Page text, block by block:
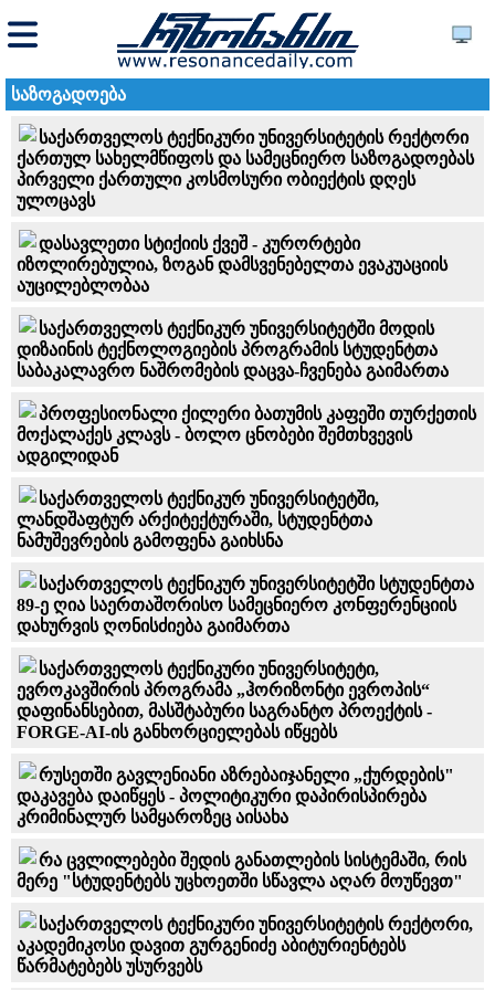
საზოგადოება
საქართველოს ტექნიკური უნივერსიტეტის რექტორი
ქართულ სახელმწიფოს და სამეცნიერო საზოგადოებას
პირველი ქართული კოსმოსური ობიექტის დღეს
ულოცავს
დასავლეთი სტიქიის ქვეშ - კურორტები
იზოლირებულია, ზოგან დამსვენებელთა ევაკუაციის
აუცილებლობაა
საქართველოს ტექნიკურ უნივერსიტეტში მოდის
დიზაინის ტექნოლოგიების პროგრამის სტუდენტთა
საბაკალავრო ნაშრომების დაცვა-ჩვენება გაიმართა
პროფესიონალი ქილერი ბათუმის კაფეში თურქეთის
მოქალაქეს კლავს - ბოლო ცნობები შემთხვევის
ადგილიდან
საქართველოს ტექნიკურ უნივერსიტეტში,
ლანდშაფტურ არქიტექტურაში, სტუდენტთა
ნამუშევრების გამოფენა გაიხსნა
საქართველოს ტექნიკურ უნივერსიტეტში სტუდენტთა
89-ე ღია საერთაშორისო სამეცნიერო კონფერენციის
დახურვის ღონისძიება გაიმართა
საქართველოს ტექნიკური უნივერსიტეტი,
ევროკავშირის პროგრამა „ჰორიზონტი ევროპის“
დაფინანსებით, მასშტაბური საგრანტო პროექტის -
FORGE-AI-ის განხორციელებას იწყებს
რუსეთში გავლენიანი აზრებაიჯანელი „ქურდების"
დაკავება დაიწყეს - პოლიტიკური დაპირისპირება
კრიმინალურ სამყაროზეც აისახა
რა ცვლილებები შედის განათლების სისტემაში, რის
მერე "სტუდენტებს უცხოეთში სწავლა აღარ მოუწევთ"
საქართველოს ტექნიკური უნივერსიტეტის რექტორი,
აკადემიკოსი დავით გურგენიძე აბიტურიენტებს
წარმატებებს უსურვებს